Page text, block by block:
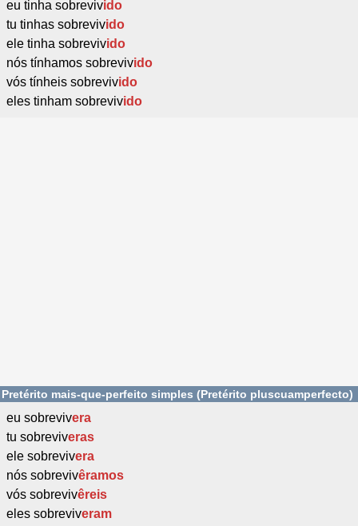
eu tinha sobrevivido
tu tinhas sobrevivido
ele tinha sobrevivido
nós tínhamos sobrevivido
vós tínheis sobrevivido
eles tinham sobrevivido
Pretérito mais-que-perfeito simples (Pretérito pluscuamperfecto)
eu sobrevivera
tu sobreviveras
ele sobrevivera
nós sobrevivêramos
vós sobrevivêreis
eles sobreviveram